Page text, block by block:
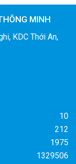
MINH
KDC Thới An,
10
212
1975
1329506